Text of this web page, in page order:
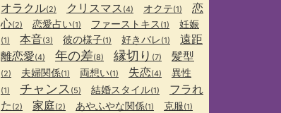
オラクル(2) クリスマス (4) オクテ(1)
恋
心(2) 恋愛占い(1) ファーストキス (1) 妊娠
(1) 本音(3) 彼の様子(1) 好きバレ(1)
遠距
離恋愛(4) 年の差(8) 縁切り (7) 髪型
(2) 夫婦関係(1) 両想い(1) 失恋(4) 異性
(1) チャンス (5) 結婚スタイル(1)
フラれ
た (2) 家庭(2) あやふやな関係(1) 克服(1)